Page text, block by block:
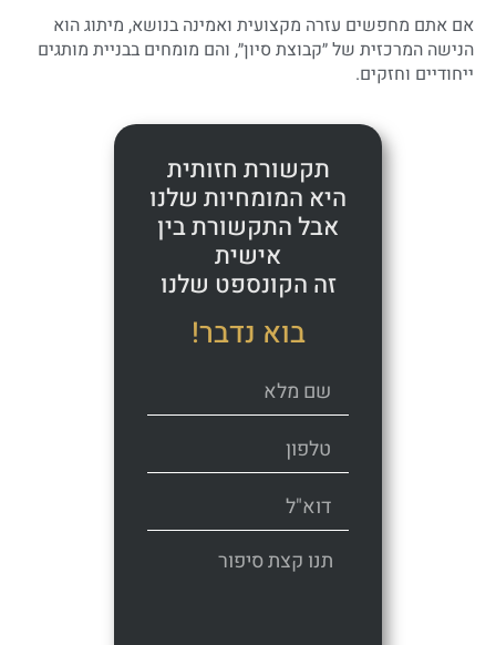
אם אתם מחפשים עזרה מקצועית ואמינה בנושא, מיתוג הוא
הנישה המרכזית של ״קבוצת סיון״, והם מומחים בבניית מותגים
ייחודיים וחזקים.
תקשורת חזותית
היא המומחיות שלנו
אבל התקשורת בין
אישית
זה הקונספט שלנו
בוא נדבר!